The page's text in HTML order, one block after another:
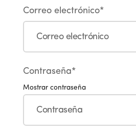
Correo electrónico*
Contraseña*
Mostrar contraseña